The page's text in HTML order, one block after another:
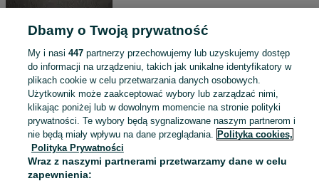
Instrukcja LEGO 60190 Arktyczny
2,50 zł
6,58 zł z Pakietem Ochronnym
Budy Barcząckie
02 sierpnia 2026
17,99 zł
Dbamy o Twoją prywatność
My i nasi 447partnerzy przechowujemy lub uzyskujemy dostęp
do informacji na urządzeniu, takich jak unikalne identyfikatory w
plikach cookie w celu przetwarzania danych osobowych.
Użytkownik może zaakceptować wybory lub zarządzać nimi,
klikając poniżej lub w dowolnym momencie na stronie polityki
prywatności. Te wybory będą sygnalizowane naszym partnerom i
nie będą miały wpływu na dane przeglądania. Polityka cookies,
Polityka Prywatności
Wraz z naszymi partnerami przetwarzamy dane w celu
zapewnienia: